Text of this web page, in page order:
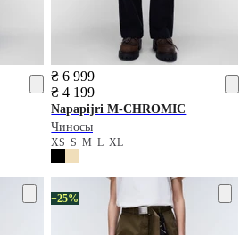
₴ 6 999
₴ 4 199
Napapijri M-CHROMIC
Чиносы
XSSMLXL
−25%